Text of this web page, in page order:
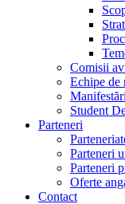
Comisii
Echipe de
Student
Parteneri
Parteneri
Parteneri
Oferte
Contact